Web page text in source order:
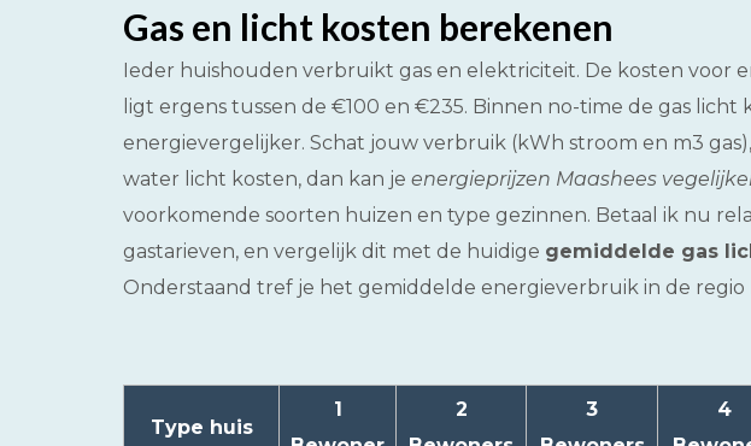
Gas en licht kosten berekenen
Ieder huishouden verbruikt gas en elektriciteit. De kosten voor
ligt ergens tussen de €100 en €235. Binnen no-time de gas
energievergelijker. Schat jouw verbruik (kWh stroom en m3
water licht kosten, dan kan je energieprijzen Maashees
voorkomende soorten huizen en type gezinnen. Betaal ik nu
gastarieven, en vergelijk dit met de huidige gemiddelde gas
Onderstaand tref je het gemiddelde energieverbruik in de regio
Type huis
1
2
3
4